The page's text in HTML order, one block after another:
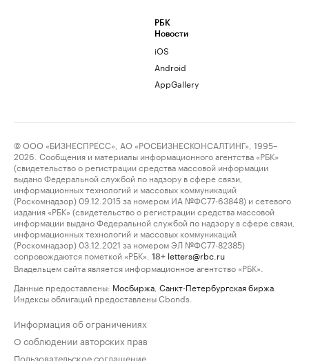
РБК
Новости
iOS
Android
AppGallery
© ООО «БИЗНЕСПРЕСС», АО «РОСБИЗНЕСКОНСАЛТИНГ», 1995–
2026. Сообщения и материалы информационного агентства «РБК»
(свидетельство о регистрации средства массовой информации
выдано Федеральной службой по надзору в сфере связи,
информационных технологий и массовых коммуникаций
(Роскомнадзор) 09.12.2015 за номером ИА №ФС77-63848) и сетевого
издания «РБК» (свидетельство о регистрации средства массовой
информации выдано Федеральной службой по надзору в сфере связи,
информационных технологий и массовых коммуникаций
(Роскомнадзор) 03.12.2021 за номером ЭЛ №ФС77-82385)
сопровождаются пометкой «РБК».
18+ letters@rbc.ru
Владельцем сайта является информационное агентство «РБК».
Данные предоставлены: Мосбиржа Санкт-Петербургская биржа
Индексы облигаций предоставлены Cbonds.
Информация об ограничениях
О соблюдении авторских прав
Пользовательское соглашение